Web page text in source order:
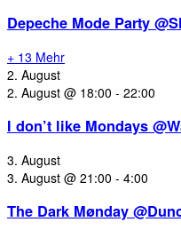
Depeche Mode Party
+ 13 Mehr
2. August
2. August @ 18:00 - 22:00
I don’t like Mondays
3. August
3. August @ 21:00 - 4:00
The Dark Mønday